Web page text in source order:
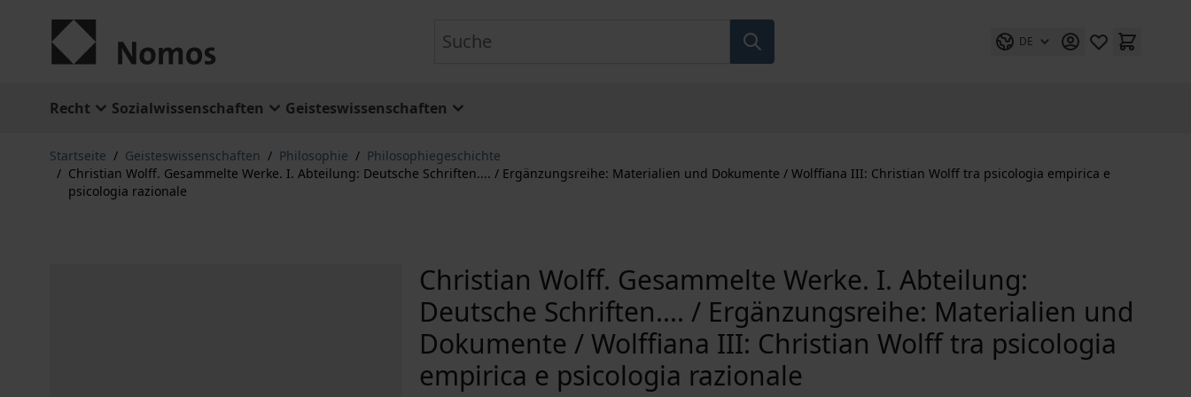
DE
Recht Sozialwissenschaften Geisteswissenschaften
Startseite / Geisteswissenschaften / Philosophie / Philosophiegeschichte
/ Christian Wolff. Gesammelte Werke. I. Abteilung: Deutsche Schriften.... / Ergänzungsreihe: Materialien und Dokumente / Wolffiana III: Christian Wolff tra psicologia empirica e
psicologia razionale
Christian Wolff. Gesammelte Werke. I. Abteilung:
Deutsche Schriften.... / Ergänzungsreihe: Materialien und
Dokumente / Wolffiana III: Christian Wolff tra psicologia
empirica e psicologia razionale